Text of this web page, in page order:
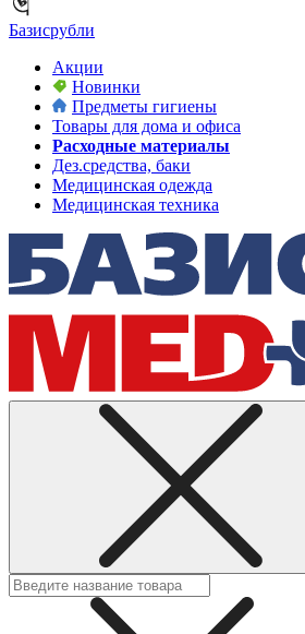
Базисрубли
Акции
Новинки
Предметы гигиены
Товары для дома и офиса
Расходные материалы
Дез.средства, баки
Медицинская одежда
Медицинская техника